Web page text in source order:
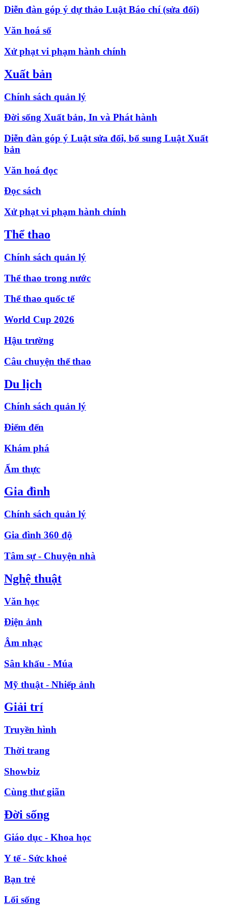
Diễn đàn góp ý dự thảo Luật Báo chí (sửa đổi)
Văn hoá số
Xử phạt vi phạm hành chính
Xuất bản
Chính sách quản lý
Đời sống Xuất bản, In và Phát hành
Diễn đàn góp ý Luật sửa đổi, bổ sung Luật Xuất
bản
Văn hoá đọc
Đọc sách
Xử phạt vi phạm hành chính
Thể thao
Chính sách quản lý
Thể thao trong nước
Thể thao quốc tế
World Cup 2026
Hậu trường
Câu chuyện thể thao
Du lịch
Chính sách quản lý
Điểm đến
Khám phá
Ẩm thực
Gia đình
Chính sách quản lý
Gia đình 360 độ
Tâm sự - Chuyện nhà
Nghệ thuật
Văn học
Điện ảnh
Âm nhạc
Sân khấu - Múa
Mỹ thuật - Nhiếp ảnh
Giải trí
Truyền hình
Thời trang
Showbiz
Cùng thư giãn
Đời sống
Giáo dục - Khoa học
Y tế - Sức khoẻ
Bạn trẻ
Lối sống